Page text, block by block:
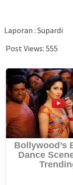
Laporan : Supardi
Post Views: 555